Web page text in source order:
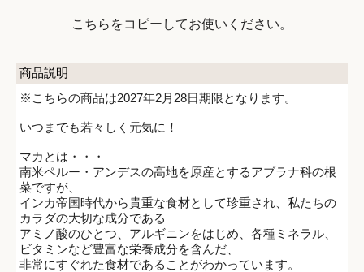
こちらをコピーしてお使いください。
商品説明
※こちらの商品は2027年2月28日期限となります。
いつまでも若々しく元気に！
マカとは・・・
南米ペルー・アンデスの高地を原産とするアブラナ科の根
菜ですが、
インカ帝国時代から貴重な食材として珍重され、私たちの
カラダの大切な成分である
アミノ酸のひとつ、アルギニンをはじめ、各種ミネラル、
ビタミンなど豊富な栄養成分を含んだ、
非常にすぐれた食材であることがわかっています。